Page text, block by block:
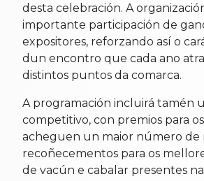
desta celebración. A
importante participación de
expositores, reforzando así o
dun encontro que cada ano
distintos puntos da comarca.
A programación incluirá tamén
competitivo, con premios para
acheguen un maior número de
recoñecementos para os
de vacún e cabalar presentes na